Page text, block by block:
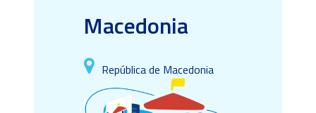
Macedonia
República de Macedonia